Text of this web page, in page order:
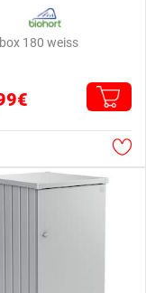
180 weiss